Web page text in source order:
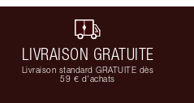
LIVRAISON GRATUITE
Livraison standard GRATUITE dès
59 € d'achats